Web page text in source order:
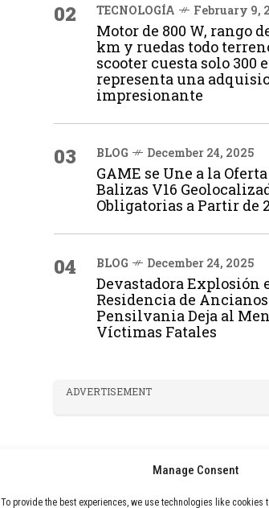
Manage Consent
To provide the best experiences, we use technologies like
02 TECNOLOGÍA February 9,
Motor de 800 W, rango
km y ruedas todo
scooter cuesta solo 300
representa una
impresionante
03 BLOG December 24, 2025
GAME se Une a la
Balizas V16
Obligatorias a Partir de
04 BLOG December 24, 2025
Devastadora Explosión
Residencia de
Pensilvania Deja al
Víctimas Fatales
ADVERTISEMENT